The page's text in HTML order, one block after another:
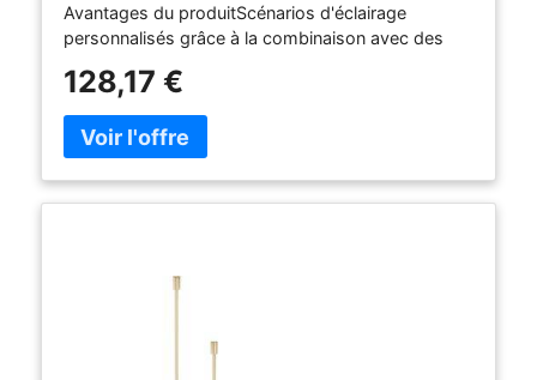
Avantages du produitScénarios d'éclairage
personnalisés grâce à la combinaison avec des
gamme, Domaines d'applicationPièces à vivre
(salon, salle à manger, chambres, etc.),
Caractéristiques du produit Design moderne et
minimaliste, Effet vintage particulier lorsqu'elles
sont utilisées avec des ampoules 1906, Pédale
au mur s'il se trouve à portée de main., Références
www.ledvance.de/consumer/produkte/produkt-
128,17 €